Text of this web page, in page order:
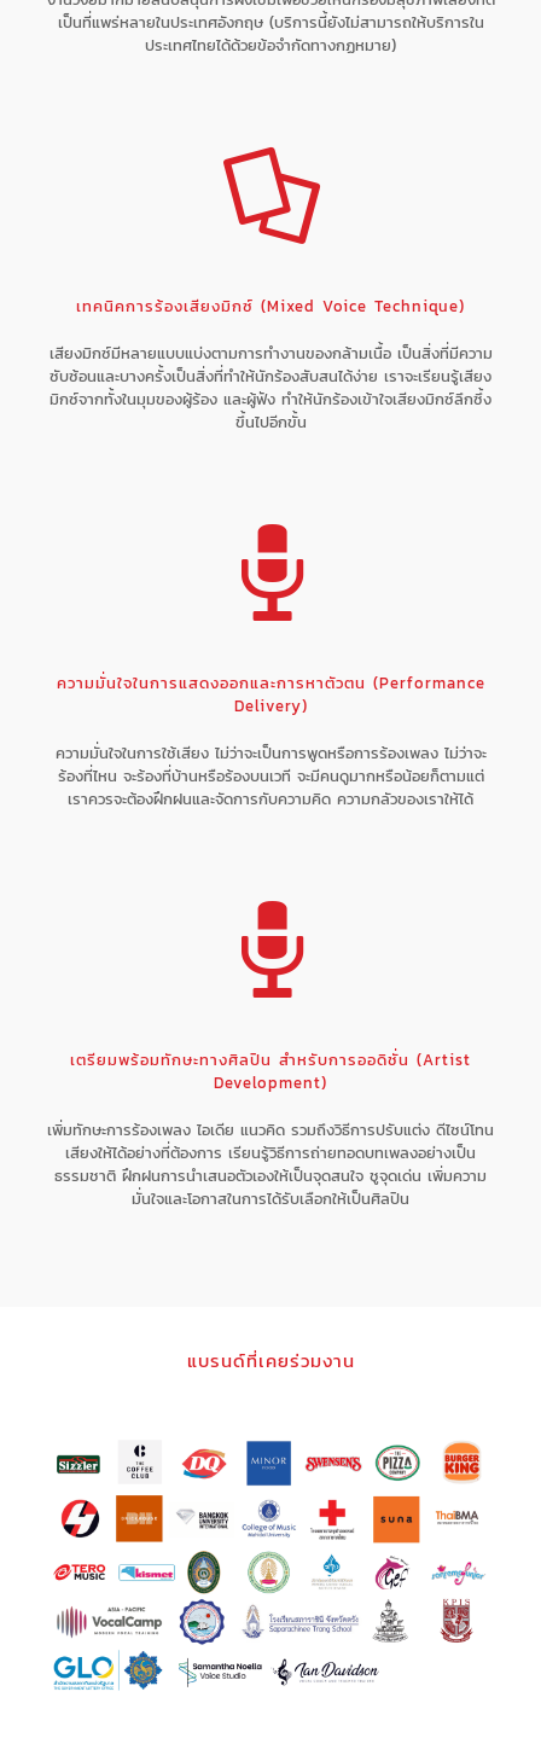
เป็นที่แพร่หลายในประเทศอังกฤษ (บริการนี้ยังไม่สามารถให้บริการใน
ประเทศไทยได้ด้วยข้อจำกัดทางกฏหมาย)
เทคนิคการร้องเสียงมิกซ์ (Mixed Voice Technique)
เสียงมิกซ์มีหลายแบบแบ่งตามการทำงานของกล้ามเนื้อ เป็นสิ่งที่มีความ
ซับซ้อนและบางครั้งเป็นสิ่งที่ทำให้นักร้องสับสนได้ง่าย เราจะเรียนรู้เสียง
มิกซ์จากทั้งในมุมของผู้ร้อง และผู้ฟัง ทำให้นักร้องเข้าใจเสียงมิกซ์ลึกซึ้ง
ขึ้นไปอีกขั้น
ความมั่นใจในการแสดงออกและการหาตัวตน (Performance
Delivery)
ความมั่นใจในการใช้เสียง ไม่ว่าจะเป็นการพูดหรือการร้องเพลง ไม่ว่าจะ
ร้องที่ไหน จะร้องที่บ้านหรือร้องบนเวที จะมีคนดูมากหรือน้อยก็ตามแต่
เราควรจะต้องฝึกฝนและจัดการกับความคิด ความกลัวของเราให้ได้
เตรียมพร้อมทักษะทางศิลปิน สำหรับการออดิชั่น (Artist
Development)
เพิ่มทักษะการร้องเพลง ไอเดีย แนวคิด รวมถึงวิธีการปรับแต่ง ดีไซน์โทน
เสียงให้ได้อย่างที่ต้องการ เรียนรู้วิธีการถ่ายทอดบทเพลงอย่างเป็น
ธรรมชาติ ฝึกฝนการนำเสนอตัวเองให้เป็นจุดสนใจ ชูจุดเด่น เพิ่มความ
มั่นใจและโอกาสในการได้รับเลือกให้เป็นศิลปิน
แบรนด์ที่เคยร่วมงาน